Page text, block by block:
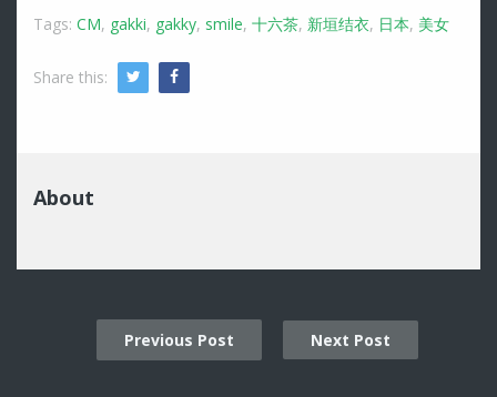
Tags: CM, gakki, gakky, smile, 十六茶, 新垣结衣, 日本, 美女
Share this: Twitter
About
Previous Post Next Post